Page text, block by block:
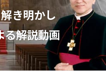
き明かし
る解説動画